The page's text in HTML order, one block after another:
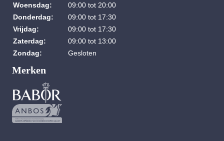
Woensdag:
09:00 tot 20:00
Donderdag:
09:00 tot 17:30
Vrijdag:
09:00 tot 17:30
Zaterdag:
09:00 tot 13:00
Zondag:
Gesloten
Merken